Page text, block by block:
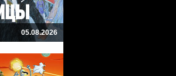
05.08.2026